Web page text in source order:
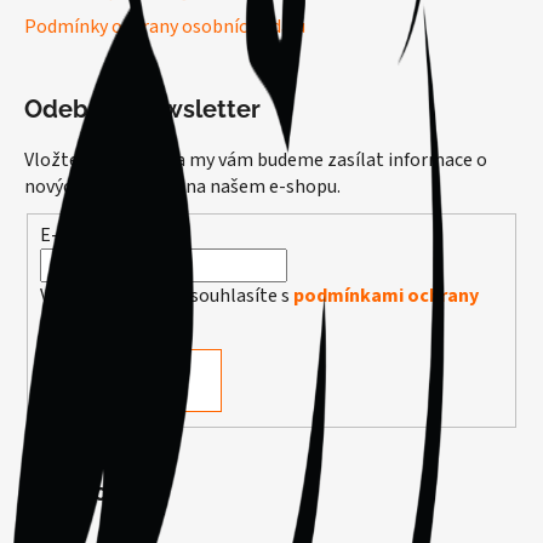
Podmínky ochrany osobních údajů
Odebírat newsletter
Vložte svůj e-mail a my vám budeme zasílat informace o
nových produktech na našem e-shopu.
E-mail
Vložením e-mailu souhlasíte s podmínkami ochrany
osobních údajů
PŘIHLÁSIT SE
Facebook